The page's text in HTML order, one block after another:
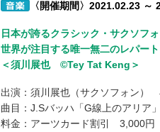
〈開催期間〉2021.02.23 ～
日本が誇るクラシック・サクソフ
世界が注目する唯一無二のレパー
＜須川展也 ©Tey Tat Keng＞
出演：須川展也（サクソフォン）
曲目：J.Sバッハ「G線上のアリア
料金：アーツカード割引